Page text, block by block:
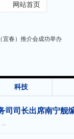
网站首页
宜春）推介会成功举办
收
科技
司司长出席南宁舰
...